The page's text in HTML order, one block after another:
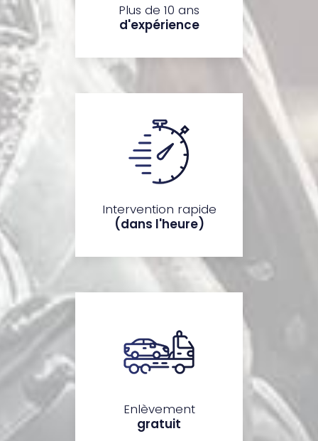
Plus de 10 ans
d'expérience
Intervention rapide
(dans l'heure)
Enlèvement
gratuit